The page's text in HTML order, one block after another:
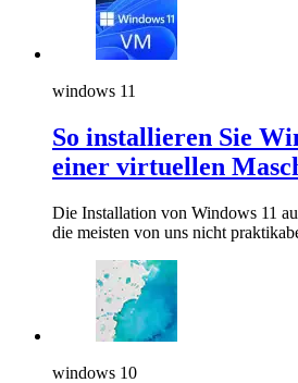
windows 11
So installieren Sie
einer virtuellen
Die Installation von Windows 11
die meisten von uns nicht
windows 10